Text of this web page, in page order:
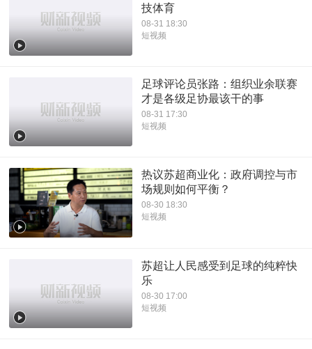
技体育
08-31 18:30
短视频
足球评论员张路：组织业余联赛
才是各级足协最该干的事
08-31 17:30
短视频
热议苏超商业化：政府调控与市
场规则如何平衡？
08-30 18:30
短视频
苏超让人民感受到足球的纯粹快
乐
08-30 17:00
短视频